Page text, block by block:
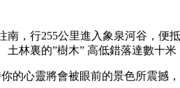
南，行255公里進入象泉河谷，便
土林裏的”樹木” 高低錯落達數十
的心靈將會被眼前的景色所震撼